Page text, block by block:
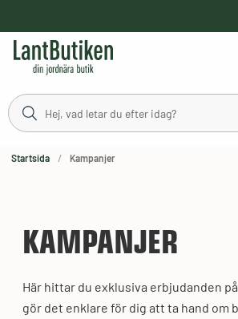
Startsida Kampanjer
KAMPANJER
Här hittar du exklusiva erbjudanden
gör det enklare för dig att ta hand om